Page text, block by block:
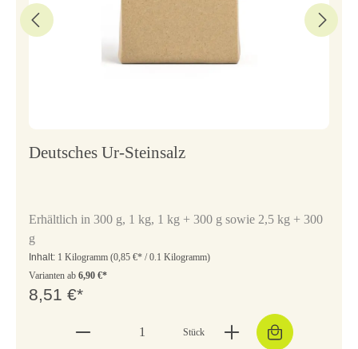
Deutsches Ur-Steinsalz
Erhältlich in 300 g, 1 kg, 1 kg + 300 g sowie 2,5 kg + 300
g
Inhalt: 1 Kilogramm (0,85 €* / 0.1 Kilogramm)
Varianten ab 6,90 €*
8,51 €*
Stück